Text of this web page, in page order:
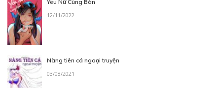
Yêu Nữ Cùng Bàn
12/11/2022
Nàng tiên cá ngoại truyện
03/08/2021